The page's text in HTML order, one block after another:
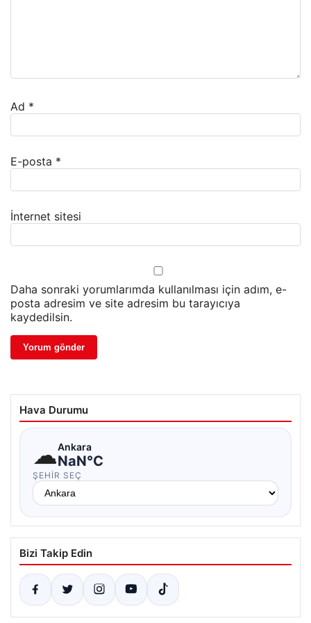
Ad *
E-posta *
İnternet sitesi
Daha sonraki yorumlarımda kullanılması için adım, e-
posta adresim ve site adresim bu tarayıcıya
kaydedilsin.
Hava Durumu
☁Ankara
NaN°C
ŞEHIR SEÇ
Bizi Takip Edin